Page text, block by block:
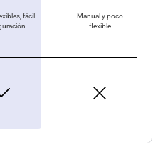
fácil
Manual y poco
flexible